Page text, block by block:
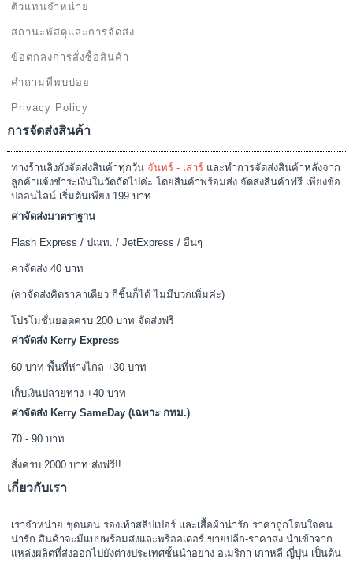
ตัวแทนจำหน่าย
สถานะพัสดุและการจัดส่ง
ข้อตกลงการสั่งซื้อสินค้า
คำถามที่พบบ่อย
Privacy Policy
การจัดส่งสินค้า
ทางร้านลิงกังจัดส่งสินค้าทุกวัน จันทร์ - เสาร์ และทำการจัดส่งสินค้าหลังจาก
ลูกค้าแจ้งชำระเงินในวัดถัดไปค่ะ โดยสินค้าพร้อมส่ง จัดส่งสินค้าฟรี เพียงช้อ
ปออนไลน์ เริ่มต้นเพียง 199 บาท
ค่าจัดส่งมาตราฐาน
Flash Express / ปณท. / JetExpress / อื่นๆ
ค่าจัดส่ง 40 บาท
(ค่าจัดส่งคิดราคาเดียว กี่ชิ้นก็ได้ ไม่มีบวกเพิ่มค่ะ)
โปรโมชั่นยอดครบ 200 บาท จัดส่งฟรี
ค่าจัดส่ง Kerry Express
60 บาท พื้นที่ห่างไกล +30 บาท
เก็บเงินปลายทาง +40 บาท
ค่าจัดส่ง Kerry SameDay (เฉพาะ กทม.)
70 - 90 บาท
สั่งครบ 2000 บาท ส่งฟรี!!
เกี่ยวกับเรา
เราจำหน่าย ชุดนอน รองเท้าสลิปเปอร์ และเสื้อผ้าน่ารัก ราคาถูกโดนใจคน
น่ารัก สินค้าจะมีแบบพร้อมส่งและพรีออเดอร์ ขายปลีก-ราคาส่ง นำเข้าจาก
แหล่งผลิตที่ส่งออกไปยังต่างประเทศชั้นนำอย่าง อเมริกา เกาหลี ญี่ปุ่น เป็นต้น